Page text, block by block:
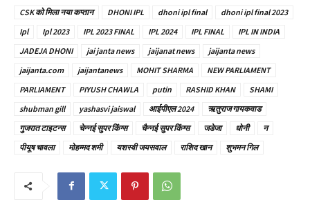
CSK को मिला नया कप्तान
DHONI IPL dhoni ipl final
dhoni ipl final 2023
Ipl
Ipl 2023 IPL 2023 FINAL IPL 2024 IPL FINAL
IPL IN INDIA
JADEJA DHONI
jai janta news jaijanat news
jaijanta news
jaijanta.com
jaijantanews MOHIT SHARMA
NEW PARLIAMENT
PARLIAMENT
PIYUSH CHAWLA putin RASHID KHAN
SHAMI
shubman gill
yashasvi jaiswal आईपीएल 2024
ऋतुराज गायकवाड
गुजरात टाइटन्स
चेन्नई सुपर किंग्स चैन्नई सुपर किंग्स जडेजा धोनी
न
पीयूष चावला
मोहम्मद शमी यशस्वी जयसवाल राशिद खान शुभमन गिल